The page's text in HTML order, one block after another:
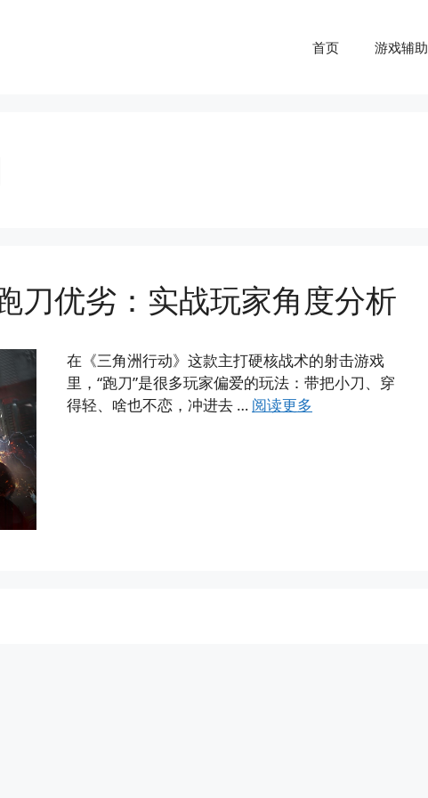
首页 游戏辅助
刀优劣：实战玩家角度分析
在《三角洲行动》这款主打硬核战术的射击游戏
里，“跑刀”是很多玩家偏爱的玩法：带把小刀、穿
得轻、啥也不恋，冲进去 … 阅读更多